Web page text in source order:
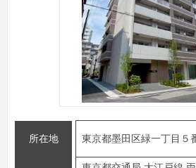
所在地 東京都墨田区緑一丁目５